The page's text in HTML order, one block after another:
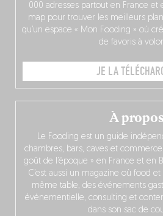
À propos
Le Fooding est un guide
chambres, bars, caves et
goût de l’époque » en France et en
C’est aussi un magazine où food et
même table, des événements
événementielle, consulting et
dans son sac de
000 adresses partout en France et
map pour trouver les meilleurs
qu’un espace « Mon Fooding » où
de favoris à
JE LA